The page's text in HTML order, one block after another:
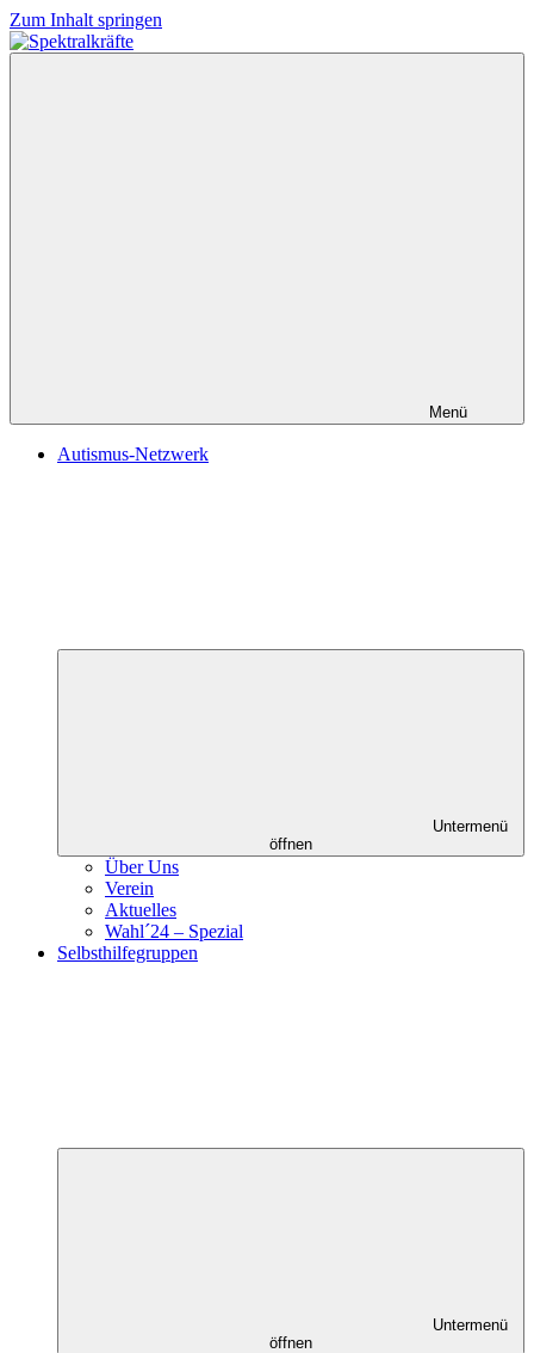
Zum Inhalt springen
Menü
Autismus-Netzwerk
Untermenü
öffnen
Über Uns
Verein
Aktuelles
Wahl´24 – Spezial
Selbsthilfegruppen
Untermenü
öffnen